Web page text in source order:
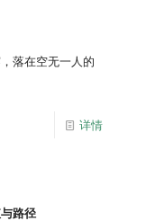
落在空无一人的
详情
路径